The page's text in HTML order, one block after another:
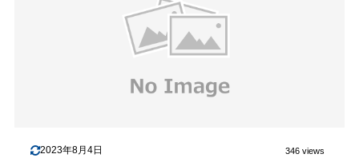
2023年8月4日 346 views